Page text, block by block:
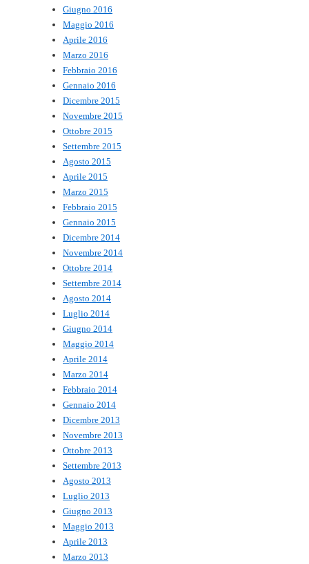
Giugno 2016
Maggio 2016
Aprile 2016
Marzo 2016
Febbraio 2016
Gennaio 2016
Dicembre 2015
Novembre 2015
Ottobre 2015
Settembre 2015
Agosto 2015
Aprile 2015
Marzo 2015
Febbraio 2015
Gennaio 2015
Dicembre 2014
Novembre 2014
Ottobre 2014
Settembre 2014
Agosto 2014
Luglio 2014
Giugno 2014
Maggio 2014
Aprile 2014
Marzo 2014
Febbraio 2014
Gennaio 2014
Dicembre 2013
Novembre 2013
Ottobre 2013
Settembre 2013
Agosto 2013
Luglio 2013
Giugno 2013
Maggio 2013
Aprile 2013
Marzo 2013